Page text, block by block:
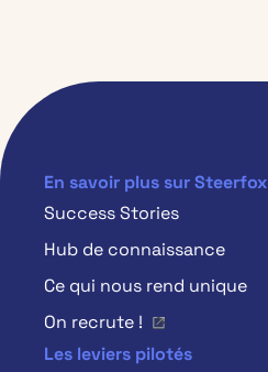
En savoir plus sur Steerfox
Success Stories
Hub de connaissance
Ce qui nous rend unique
On recrute !
Les leviers pilotés